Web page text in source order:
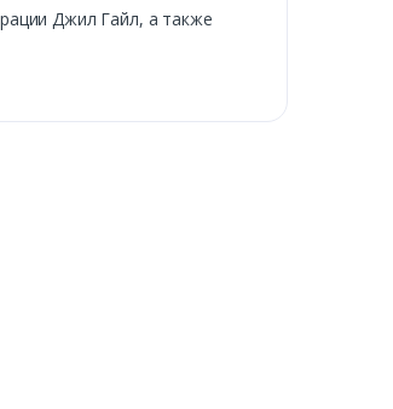
Джил Гайл, а также